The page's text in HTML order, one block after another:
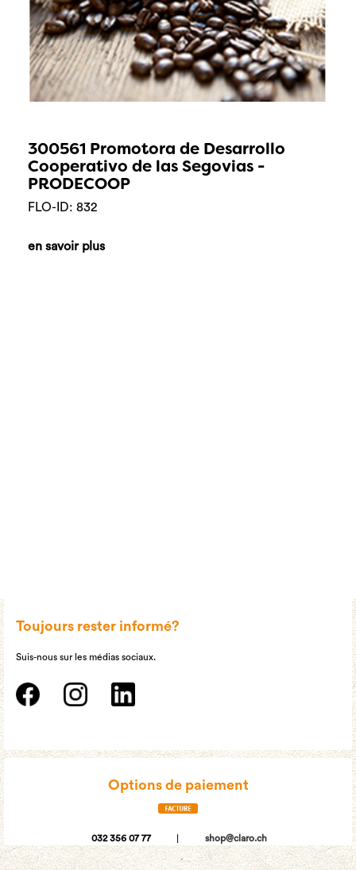
300561 Promotora de Desarrollo
Cooperativo de las Segovias -
PRODECOOP
FLO-ID: 832
en savoir plus
Toujours rester informé?
Suis-nous sur les médias sociaux.
Options de paiement
032 356 07 77 shop@claro.ch